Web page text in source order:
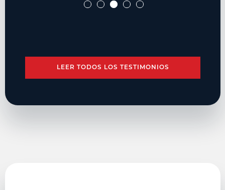
LEER TODOS LOS TESTIMONIOS